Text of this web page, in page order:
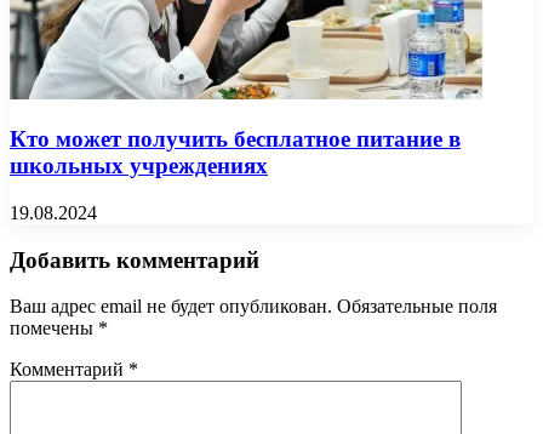
Кто может получить бесплатное питание в
школьных учреждениях
19.08.2024
Добавить комментарий
Ваш адрес email не будет опубликован. Обязательные поля
помечены *
Комментарий *